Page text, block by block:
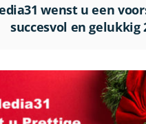
wenst u een
succesvol en gelukkig